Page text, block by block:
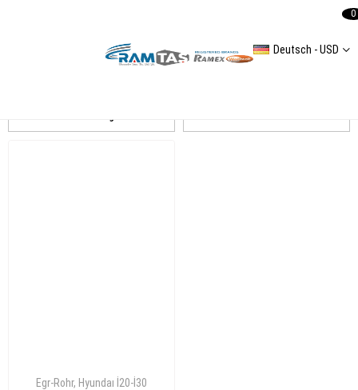
Deutsch - USD
0
Egr-Rohr, Hyundaı İ20-İ30